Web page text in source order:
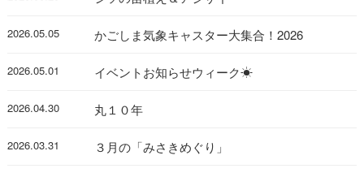
2026.05.05 かごしま気象キャスター大集合！2026
2026.05.01 イベントお知らせウィーク☀
2026.04.30 丸１０年
2026.03.31 ３月の「みさきめぐり」